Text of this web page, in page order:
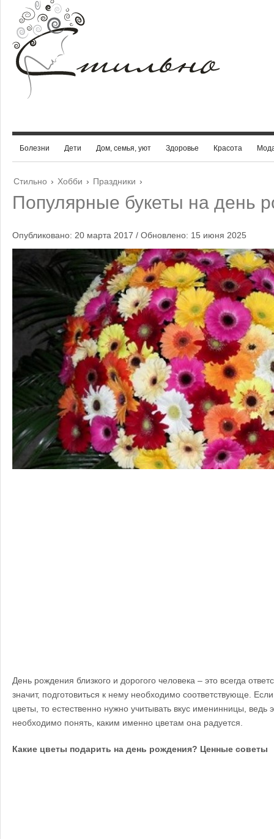
Болезни Дети Дом, семья, уют Здоровье Красота
Стильно › Хобби › Праздники ›
Популярные букеты на день
Опубликовано: 20 марта 2017 / Обновлено: 15 июня 2025
День рождения близкого и дорогого человека – это всегда
значит, подготовиться к нему необходимо соответствующе.
цветы, то естественно нужно учитывать вкус именинницы, ведь
необходимо понять, каким именно цветам она радуется.
Какие цветы подарить на день рождения? Ценные советы